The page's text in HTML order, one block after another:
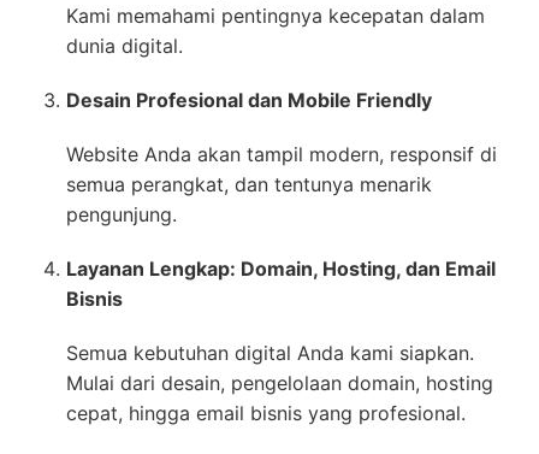
Kami memahami pentingnya kecepatan dalam
dunia digital.
Desain Profesional dan Mobile Friendly
Website Anda akan tampil modern, responsif di
semua perangkat, dan tentunya menarik
pengunjung.
Layanan Lengkap: Domain, Hosting, dan Email
Bisnis
Semua kebutuhan digital Anda kami siapkan.
Mulai dari desain, pengelolaan domain, hosting
cepat, hingga email bisnis yang profesional.